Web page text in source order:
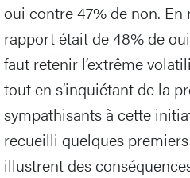
oui contre 47% de non. En
rapport était de 48% de
faut retenir l’extrême
tout en s’inquiétant de la
sympathisants à cette
recueilli quelques
illustrent des